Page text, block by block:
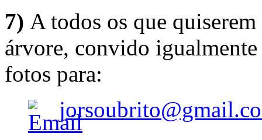
7) A todos os que
árvore, convido
fotos para: